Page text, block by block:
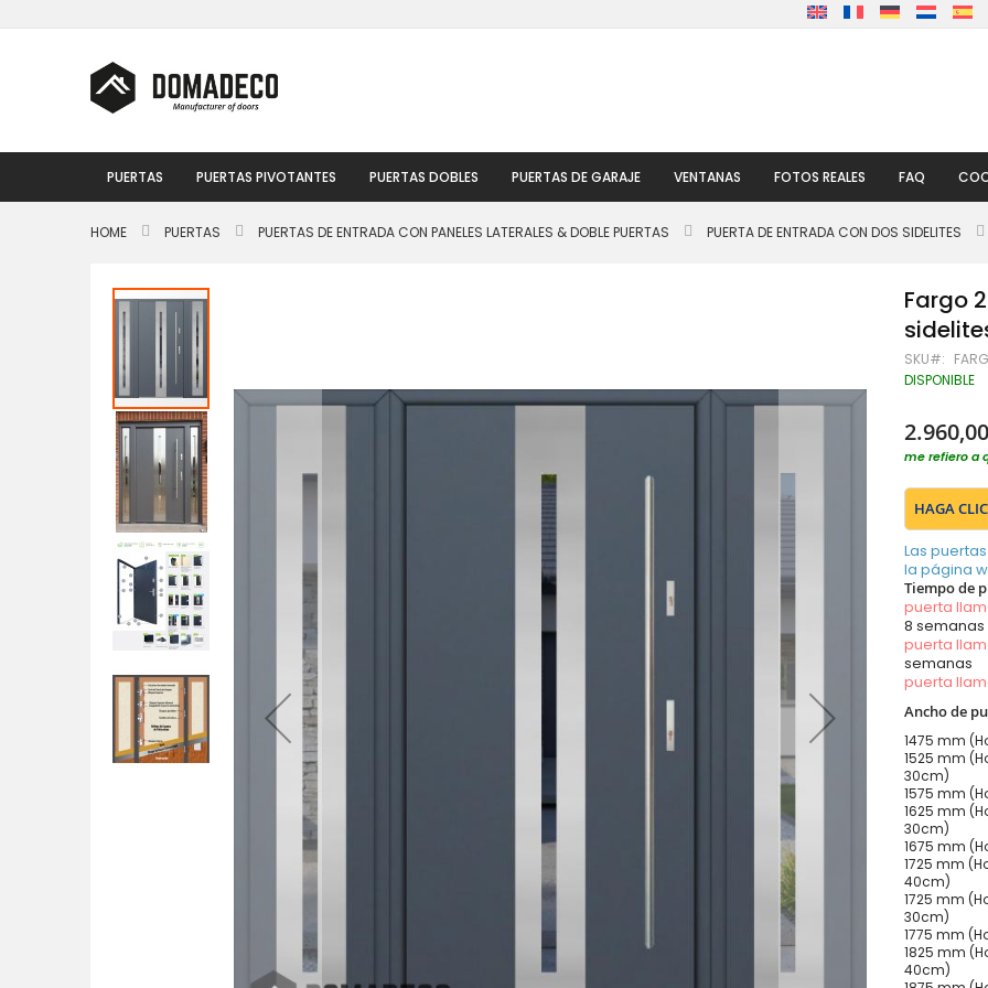
al
PUERTAS PUERTAS PIVOTANTES PUERTAS DOBLES PUERTAS DE GARAJE VENTANAS FOTOS REALES FAQ
HOME PUERTAS PUERTAS DE ENTRADA CON PANELES LATERALES & DOBLE PUERTAS PUERTA DE ENTRADA CON DOS SIDELITES
Saltar
al
final
de
la
galería
de
imágenes
Fargo
SKU
DISPONIBLE
me refiero a
HAGA
Las
la página
Tiempo de
puerta
8 semanas
puerta
semanas
puerta
Ancho de
1475 mm
1525 mm
30cm)
1575 mm
1625 mm
30cm)
1675 mm
1725 mm
40cm)
1725 mm
30cm)
1775 mm
1825 mm
40cm)